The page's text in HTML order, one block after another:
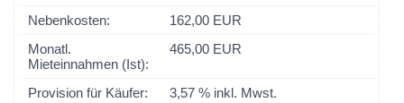
Nebenkosten:
162,00 EUR
Monatl.
Mieteinnahmen (Ist):
465,00 EUR
Provision für Käufer:
3,57 % inkl. Mwst.